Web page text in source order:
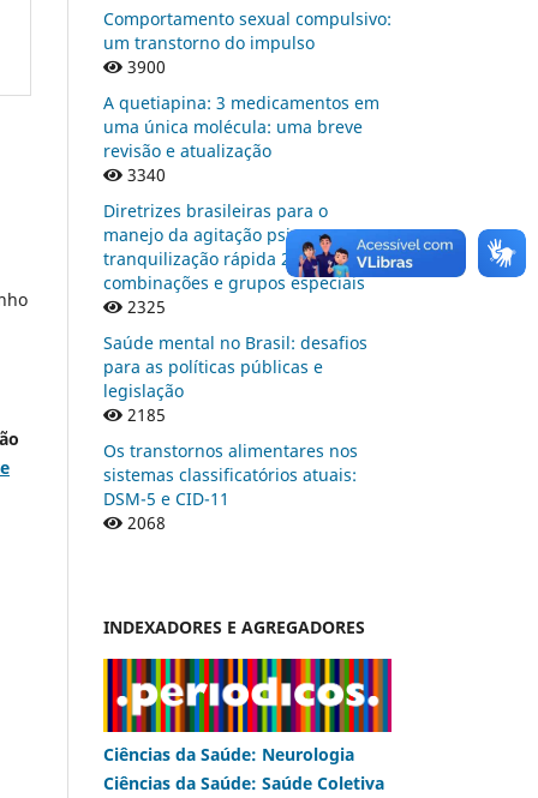
Comportamento sexual compulsivo:
um transtorno do impulso
3900
A quetiapina: 3 medicamentos em
uma única molécula: uma breve
revisão e atualização
3340
Diretrizes brasileiras para o
manejo da agitação psicomotora:
tranquilização rápida 2 –
combinações e grupos especiais
2325
Saúde mental no Brasil: desafios
para as políticas públicas e
legislação
2185
Os transtornos alimentares nos
sistemas classificatórios atuais:
DSM-5 e CID-11
2068
INDEXADORES E AGREGADORES
Ciências da Saúde: Neurologia
Ciências da Saúde: Saúde Coletiva